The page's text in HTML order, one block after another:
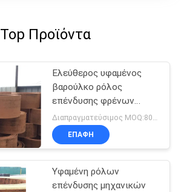
Top Προϊόντα
Ελεύθερος υφαμένος
βαρούλκο ρόλος
επένδυσης φρένων
αμιάντων
Διαπραγματεύσιμος MOQ:800 κλ
ΕΠΑΦΉ
Υφαμένη ρόλων
επένδυσης μηχανικών